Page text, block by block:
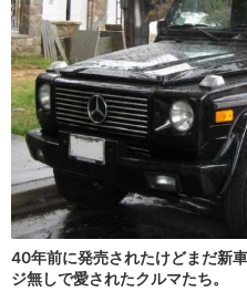
40年前に発売されたけどまだ新
ジ無しで愛されたクルマたち。